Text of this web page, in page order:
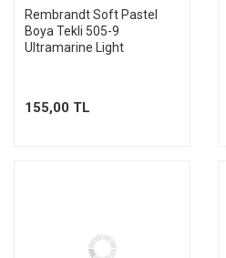
Rembrandt Soft Pastel
Boya Tekli 505-9
Ultramarine Light
155,00 TL